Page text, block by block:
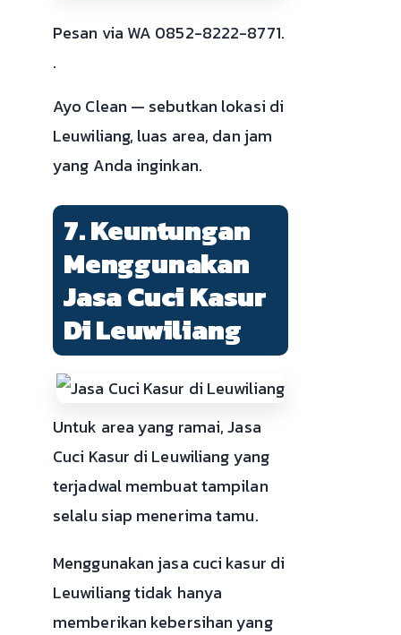
Pesan via WA 0852-8222-8771.
.
Ayo Clean — sebutkan lokasi di
Leuwiliang, luas area, dan jam
yang Anda inginkan.
7. Keuntungan
Menggunakan
Jasa Cuci Kasur
Di Leuwiliang
Untuk area yang ramai, Jasa
Cuci Kasur di Leuwiliang yang
terjadwal membuat tampilan
selalu siap menerima tamu.
Menggunakan jasa cuci kasur di
Leuwiliang tidak hanya
memberikan kebersihan yang